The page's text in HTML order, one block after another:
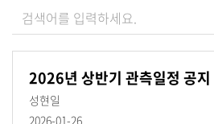
검색어를 입력하세요
2026년 상반기 관측일정 공지
성현일
2026-01-26